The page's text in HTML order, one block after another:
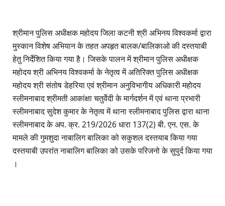
श्रीमान पुलिस अधीक्षक महोदय जिला कटनी श्री अभिनय विश्वकर्मा द्वारा
मुस्कान विशेष अभियान के तहत अपहृत बालक/बालिकाओ की दस्तयाबी
हेतु निर्देशित किया गया है। जिसके पालन में श्रीमान पुलिस अधीक्षक
महोदय श्री अभिनय विश्वकर्मा के नेतृत्व में अतिरिक्त पुलिस अधीक्षक
महोदय श्री संतोष डेहरिया एवं श्रीमान अनुविभागीय अधिकारी महोदय
स्लीमनाबाद श्रीमती आकांक्षा चतुर्वेदी के मार्गदर्शन में एवं थाना प्रभारी
स्लीमनाबाद सुदेश कुमार के नेतृत्व में थाना स्लीमनाबाद पुलिस द्वारा थाना
स्लीमनाबाद के अप. क्र. 219/2026 धारा 137(2) बी. एन. एस. के
मामले की गुमशुदा नाबालिग बालिका को सकुशल दस्तयाब किया गया
दस्तयाबी उपरांत नाबालिग बालिका को उसके परिजनो के सुपुर्द किया गया
।